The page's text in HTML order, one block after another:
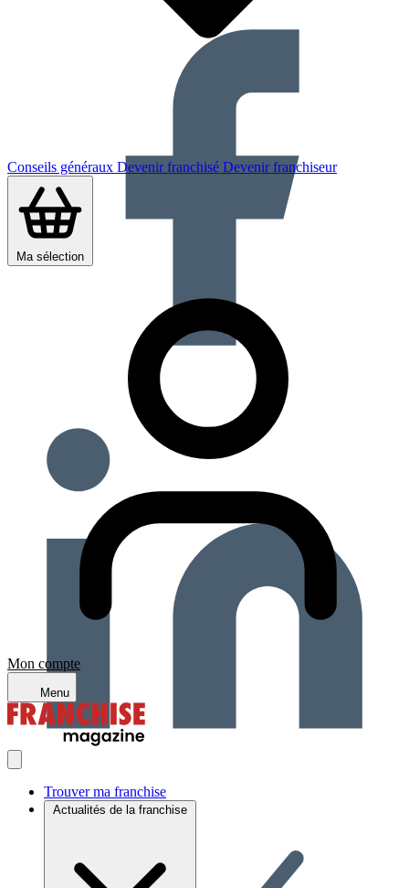
Conseils généraux Devenir franchisé Devenir franchiseur
Ma sélection
Mon compte
Menu
Trouver ma franchise
Actualités de la franchise